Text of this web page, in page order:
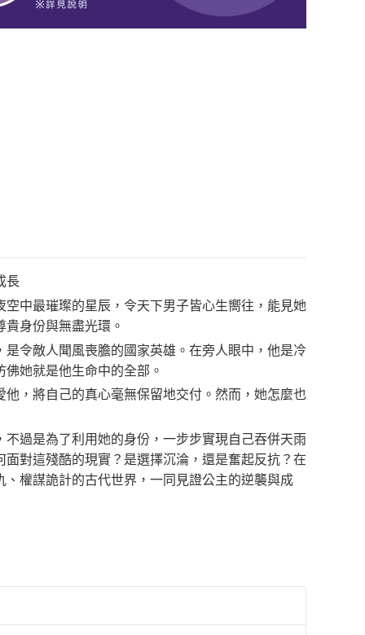
長
中最璀璨的星辰，令天下男子皆心生嚮往，能見她
身份與無盡光環。
令敵人聞風喪膽的國家英雄。在旁人眼中，他是冷
她就是他生命中的全部。
，將自己的真心毫無保留地交付。然而，她怎麼也
過是為了利用她的身份，一步步實現自己吞併天雨
對這殘酷的現實？是選擇沉淪，還是奮起反抗？在
權謀詭計的古代世界，一同見證公主的逆襲與成